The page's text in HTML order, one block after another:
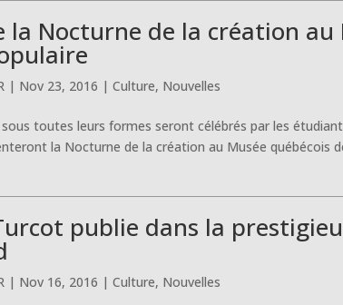
la Nocturne de la création au
| Nov 23, 2016 |Culture, Nouvelles
toutes leurs formes seront célébrés par les
la Nocturne de la création au Musée québécois
publie dans la
| Nov 16, 2016 |Culture, Nouvelles